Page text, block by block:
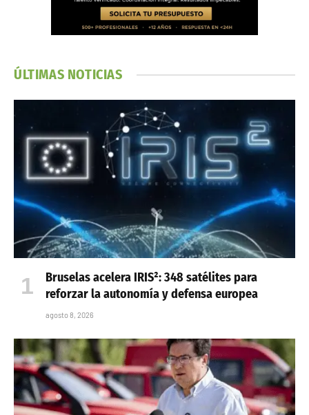
ÚLTIMAS NOTICIAS
Bruselas acelera IRIS²: 348 satélites para
reforzar la autonomía y defensa europea
agosto 8, 2026